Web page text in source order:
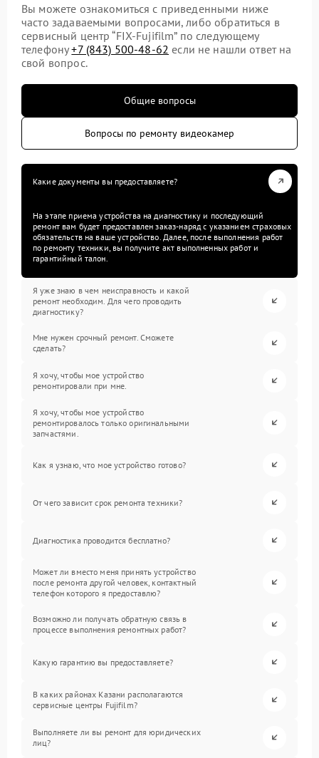
Вы можете ознакомиться с приведенными ниже
часто задаваемыми вопросами, либо обратиться в
сервисный центр “FIX-Fujifilm” по следующему
телефону+7 (843) 500-48-62 если не нашли ответ на
свой вопрос.
Общие вопросы
Вопросы по ремонту видеокамер
Какие документы вы предоставляете?
На этапе приема устройства на диагностику и последующий
ремонт вам будет предоставлен заказ-наряд с указанием страховых
обязательств на ваше устройство. Далее, после выполнения работ
по ремонту техники, вы получите акт выполненных работ и
гарантийный талон.
Я уже знаю в чем неисправность и какой
ремонт необходим. Для чего проводить
диагностику?
Мне нужен срочный ремонт. Сможете
сделать?
Я хочу, чтобы мое устройство
ремонтировали при мне.
Я хочу, чтобы мое устройство
ремонтировалось только оригинальными
запчастями.
Как я узнаю, что мое устройство готово?
От чего зависит срок ремонта техники?
Диагностика проводится бесплатно?
Может ли вместо меня принять устройство
после ремонта другой человек, контактный
телефон которого я предоставлю?
Возможно ли получать обратную связь в
процессе выполнения ремонтных работ?
Какую гарантию вы предоставляете?
В каких районах Казани располагаются
сервисные центры Fujifilm?
Выполняете ли вы ремонт для юридических
лиц?